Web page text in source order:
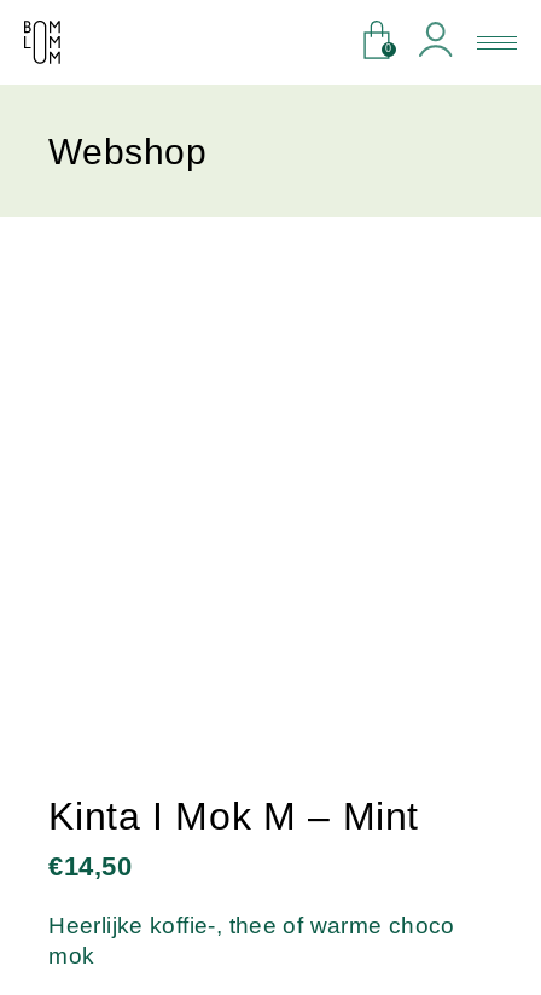
0
Webshop
Kinta I Mok M – Mint
€14,50
Heerlijke koffie-, thee of warme choco
mok